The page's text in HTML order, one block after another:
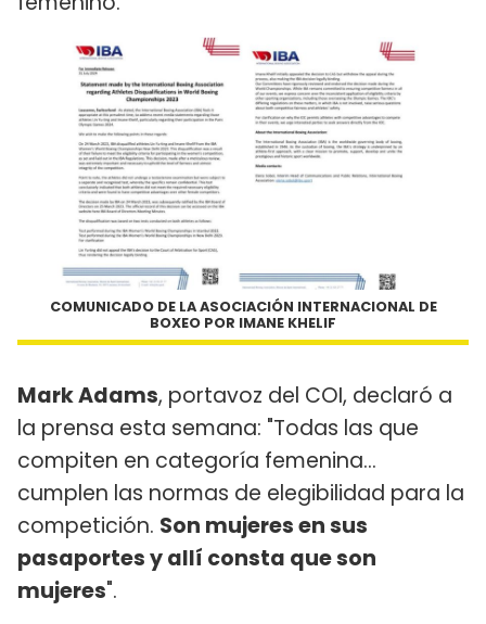
COMUNICADO DE LA ASOCIACIÓN INTERNACIONAL DE
BOXEO POR IMANE KHELIF
Mark Adams, portavoz del COI, declaró a
la prensa esta semana: "Todas las que
compiten en categoría femenina...
cumplen las normas de elegibilidad para la
competición. Son mujeres en sus
pasaportes y allí consta que son
mujeres".